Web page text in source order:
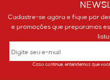
Cadastre-se agora e fique por
e promoções que preparamos
Caso continue, entendemos que